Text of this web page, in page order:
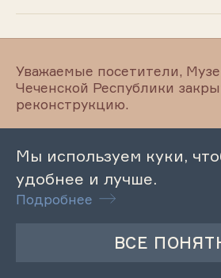
Музейный урок
советскую эпоху»
29.08.2025
уроженцы ЧИАССР»
Уважаемые посетители,
Чеченской Республики
реконструкцию.
Мы используем куки,
удобнее и лучше.
Подробнее